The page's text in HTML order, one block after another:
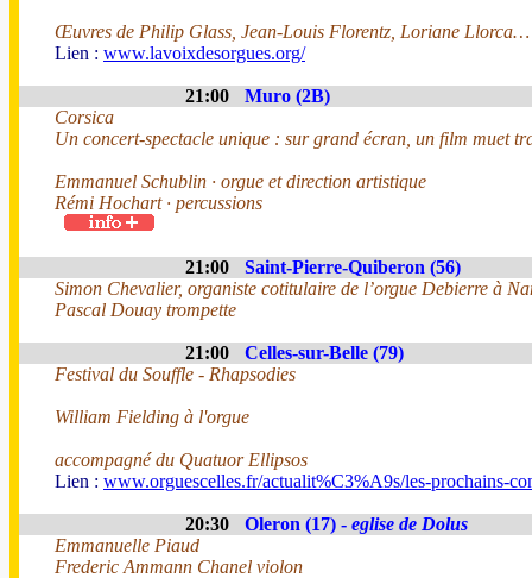
Œuvres de Philip Glass, Jean-Louis Florentz, Loriane Llorca…
Lien : www.lavoixdesorgues.org/
21:00
Muro (2B)
Corsica
Un concert-spectacle unique : sur grand écran, un film muet
Emmanuel Schublin · orgue et direction artistique
Rémi Hochart · percussions
21:00
Saint-Pierre-Quiberon (56)
Simon Chevalier, organiste cotitulaire de l’orgue Debierre à
Pascal Douay trompette
21:00
Celles-sur-Belle (79)
Festival du Souffle - Rhapsodies
William Fielding à l'orgue
accompagné du Quatuor Ellipsos
Lien : www.orguescelles.fr/actualit%C3%A9s/les-prochains-
20:30 Oleron (17) - eglise de Dolus
Emmanuelle Piaud
Frederic Ammann Chanel violon